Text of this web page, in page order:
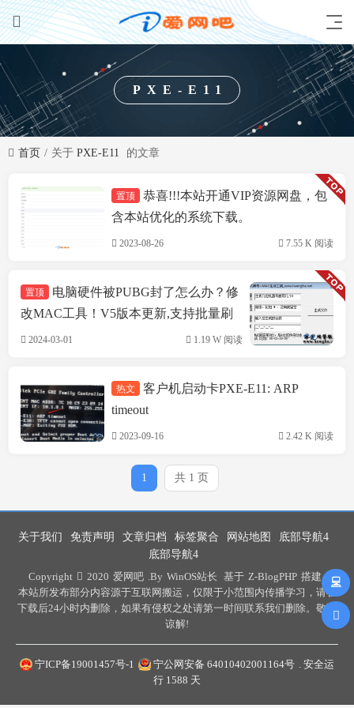
PXE-E11
首页 关于 PXE-E11 的文章
技术方案
置顶
恭喜!!!本站开通VIP资源网盘，包
含本站优化的系统下载。
2023-08-26 7.55 K 阅读
置顶
电脑硬件被PUBG封了怎么办？修
改MAC工具！V5版本更新,支持批量刷
机,支持INTEL&瑞立网卡
2024-03-01 1.19 W 阅读
技术方案
热文
客户机启动卡PXE-E11: ARP
timeout
2023-09-16 2.42 K 阅读
1 共 1 页
关于我们 免责声明 文章归档 标签聚合 网站地图
底部导航4
底部导航4
Copyright
2020 爱网吧 .By WinOS站长 基于 Z-BlogPHP 搭建 .
本站所发布部分内容源于互联网搬运，仅限于小范围内传播学习，请在
下载后24小时内删除，如果有侵权之处请第一时间联系我们删除。敬请
谅解!
宁ICP备19001457号-1 宁公网安备 64010402001164号 . 安全运
行 1588 天